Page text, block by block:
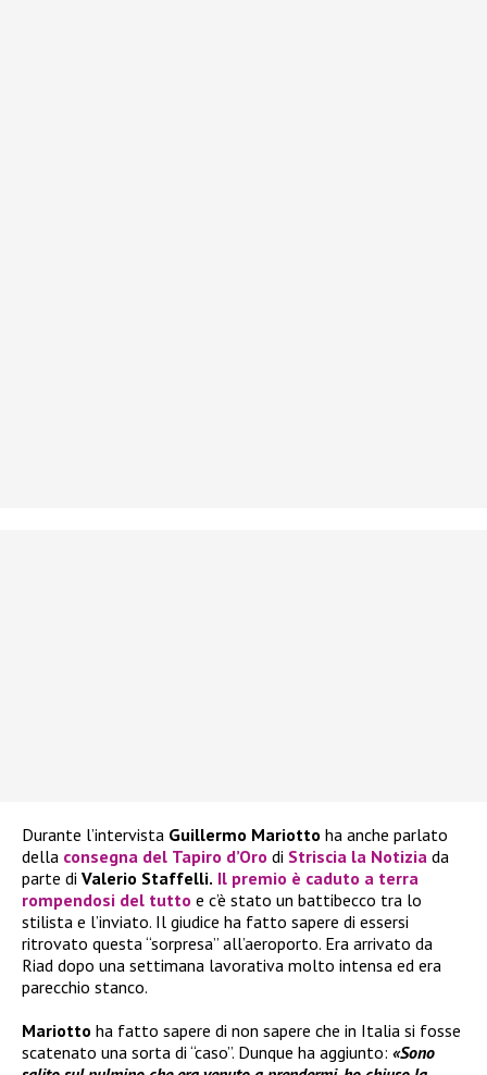
Durante l’intervista Guillermo Mariotto ha anche parlato
della consegna del Tapiro d’Oro di Striscia la Notizia da
parte di Valerio Staffelli. Il premio è caduto a terra
rompendosi del tutto e c’è stato un battibecco tra lo
stilista e l’inviato. Il giudice ha fatto sapere di essersi
ritrovato questa “sorpresa” all’aeroporto. Era arrivato da
Riad dopo una settimana lavorativa molto intensa ed era
parecchio stanco.
Mariotto ha fatto sapere di non sapere che in Italia si fosse
scatenato una sorta di “caso”. Dunque ha aggiunto: «Sono